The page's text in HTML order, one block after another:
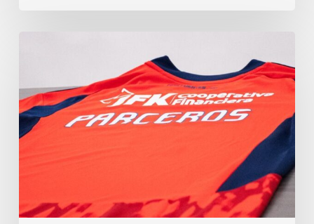
Parceros:
el
fútbol
que